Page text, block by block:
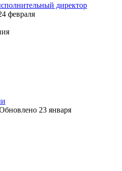
директор
февраля
23 января